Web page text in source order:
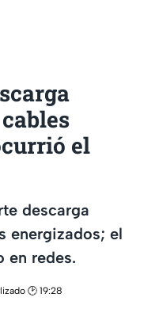
el
descarga
energizados; el
en redes.
🕑 19:28